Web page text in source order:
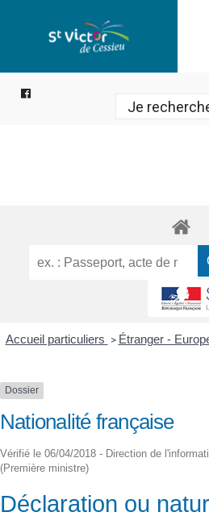
Accueil particuliers > Étranger -
Dossier
Nationalité française
Vérifié le 06/04/2018 - Direction de
(Première ministre)
Déclaration ou
for: